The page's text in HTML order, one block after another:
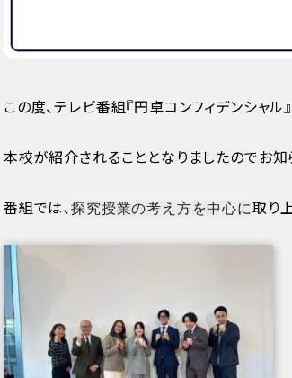
この度、テレビ番組『円卓コンフィデンシャル』
本校が紹介されることとなりましたのでお知
番組では、探究授業の考え方を中心に取り